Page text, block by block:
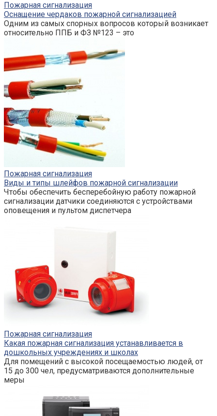
Пожарная сигнализация
Оснащение чердаков пожарной сигнализацией
Одним из самых спорных вопросов который возникает
относительно ППБ и ФЗ №123 – это
Пожарная сигнализация
Виды и типы шлейфов пожарной сигнализации
Чтобы обеспечить бесперебойную работу пожарной
сигнализации датчики соединяются с устройствами
оповещения и пультом диспетчера
Пожарная сигнализация
Какая пожарная сигнализация устанавливается в
дошкольных учреждениях и школах
Для помещений с высокой посещаемостью людей, от
15 до 300 чел, предусматриваются дополнительные
меры